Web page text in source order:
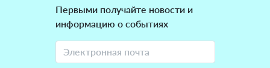
Первыми получайте новости и
информацию о событиях